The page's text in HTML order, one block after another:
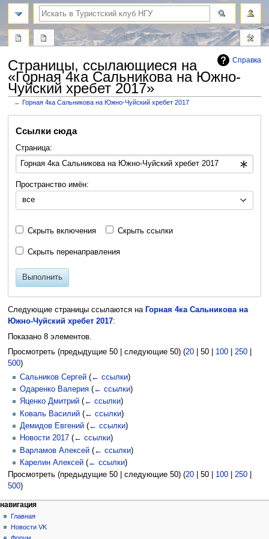
Справка
Страницы, ссылающиеся на
«Горная 4ка Сальникова на Южно-
Чуйский хребет 2017»
←Горная 4ка Сальникова на Южно-Чуйский хребет 2017
Ссылки сюда
Страница:
Пространство имён:
все
Скрыть включения Скрыть ссылки
Скрыть перенаправления
Выполнить
Следующие страницы ссылаются на Горная 4ка Сальникова на
Южно-Чуйский хребет 2017:
Показано 8 элементов.
Просмотреть (предыдущие 50| следующие 50) (20| 50| 100| 250|
500)
Сальников Сергей (← ссылки)
Одаренко Валерия (← ссылки)
Яценко Дмитрий (← ссылки)
Коваль Василий (← ссылки)
Демидов Евгений (← ссылки)
Новости 2017 (← ссылки)
Варламов Алексей (← ссылки)
Карелин Алексей (← ссылки)
Просмотреть (предыдущие 50| следующие 50) (20| 50| 100| 250|
500)
Н
а
в
действия на странице
статья
обсуждение
читать
персональные инструменты
создать
учётную
запись
навигация
Главная
Новости VK
поиск